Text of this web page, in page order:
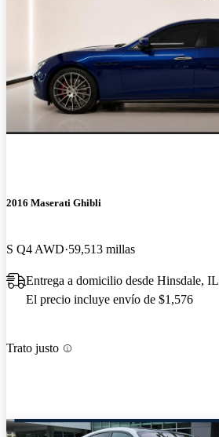
2016 Maserati Ghibli
S Q4 AWD 59,513 millas
Entrega a domicilio desde Hinsdale, IL
El precio incluye envío de $1,576
Trato justo